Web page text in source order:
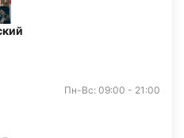
Пн-Вс: 09:00 - 21:00